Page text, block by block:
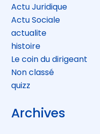
Actu Juridique
Actu Sociale
actualite
histoire
Le coin du dirigeant
Non classé
quizz
Archives